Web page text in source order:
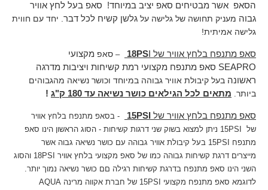
הסאפ אשר מבטיחים סאפ יציב במיוחד! סאפ בעל לחץ אוויר
גבוה מעניק תחושה של גלישה על גלשן קשיח לכל דבר . יחד עם חווית
גלישה אמיתית!
סאפ מתנפח בלחץ אוויר של 18PSI
– סאפ מקצועי
SEAPRO
קשיחות ויציבות מדרגה
ראשונה בעל קיבולת אוויר גבוהה במיוחד וכושר נשיאה מהגבוהים
ביותר. מתאים לכל הגילאים כושר נשיאה עד 180 ק"ג !
סאפ מתנפח בלחץ אוויר של 15PSI
- בסאפ מתנפח בלחץ אוויר
של 15PSI ניתן למצוא בשוק שני דרגות קשיחות - הסוג הראשון הינו סאפ
מתנפח 15PSI בעל
קיבולת אוויר גבוהה עם כושר נשיאה גבוה אשר
מייצרים דרגת קשיחות גבוהה כמו של סאפ מקצועי בלחץ אוויר 18PSI והסוג
השני הינו סאפ מתנפח בדרגת קשיחות רגילה םם כושר נשיאה נמוך יותר.
לדוגמא סאפ מתנפח מקצועי 15PSI של חברת אקווה מרינה AQUA